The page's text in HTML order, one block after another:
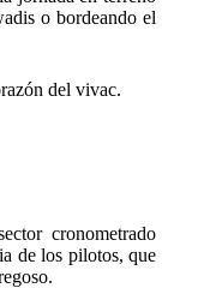
o bordeando el
del vivac.
cronometrado
de los pilotos, que